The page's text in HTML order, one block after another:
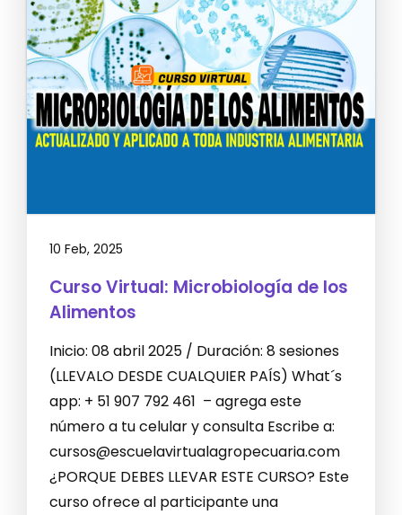
10 Feb, 2025
Curso Virtual: Microbiología de los
Alimentos
Inicio: 08 abril 2025 / Duración: 8 sesiones
(LLEVALO DESDE CUALQUIER PAÍS) What´s
app: + 51 907 792 461 – agrega este
número a tu celular y consulta Escribe a:
cursos@escuelavirtualagropecuaria.com
¿PORQUE DEBES LLEVAR ESTE CURSO? Este
curso ofrece al participante una